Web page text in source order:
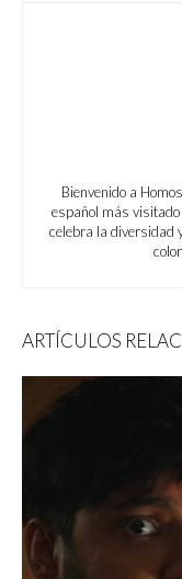
Bienvenido a
español más
celebra la diversidad
ARTÍCULOS